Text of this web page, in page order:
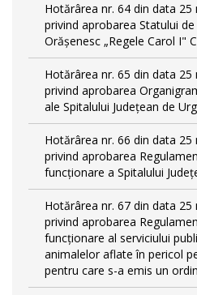
Hotărârea nr. 64 din data
privind aprobarea Statului
Orășenesc „Regele Carol I"
Hotărârea nr. 65 din data
privind aprobarea
ale Spitalului Județean de
Hotărârea nr. 66 din data
privind aprobarea
funcționare a Spitalului
Hotărârea nr. 67 din data
privind aprobarea
funcționare al serviciului
animalelor aflate în pericol
pentru care s-a emis un